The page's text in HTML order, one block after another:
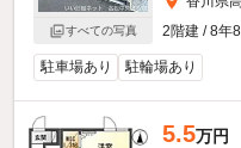
すべての写真
2階建 / 8年
駐車場あり 駐輪場あり
5.5万円